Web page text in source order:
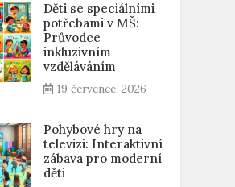
Děti se speciálními
potřebami v MŠ:
Průvodce
inkluzivním
vzděláváním
19 července, 2026
Pohybové hry na
televizi: Interaktivní
zábava pro moderní
děti